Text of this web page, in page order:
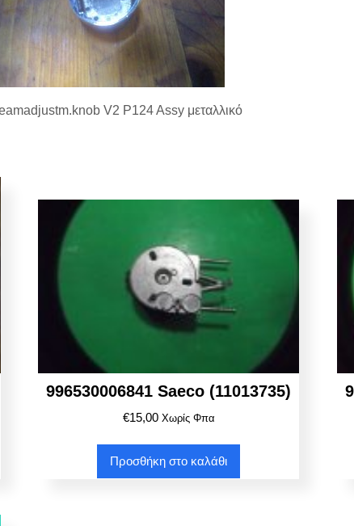
V2 P124 Assy μεταλλικό
996530006841 Saeco (11013735)
€15,00 Χωρίς Φπα
Προσθήκη στο καλάθι